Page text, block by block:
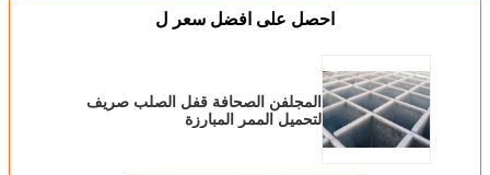
احصل على افضل سعر ل
المجلفن الصحافة قفل الصلب صريف
لتحميل الممر المبارزة